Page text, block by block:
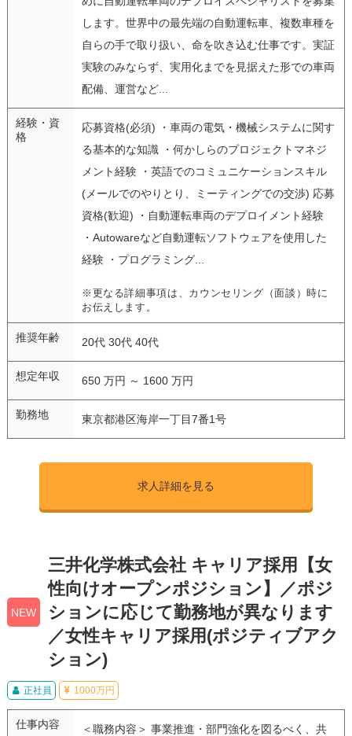
します。世界中の最先端の自動運転車、複数車種を
自らの手で取り扱い、命を吹き込む仕事です。実証
実験のみならず、実用化までを見据えた形での車両
配備、運営など...
経験・資
格
応募資格(必須) ・車両の電気・機械システムに関す
る基本的な知識 ・何かしらのプロジェクトマネジ
メント経験 ・英語でのコミュニケーションスキル
(メールでのやりとり、ミーティングでの交渉) 応募
資格(歓迎) ・自動運転車両のデプロイメント経験
・Autowareなど自動運転ソフトウェアを使用した
経験 ・プログラミング...
※更なる詳細事項は、カウンセリング（面談）時に
お伝えします。
推奨年齢 20代 30代 40代
想定年収 650 万円 ～ 1600 万円
勤務地 東京都港区海岸一丁目7番1号
求人詳細を見る
NEW
三井化学株式会社 キャリア採用【女
性向けオープンポジション】／ポジ
ションに応じて勤務地が異なります
／女性キャリア採用(ポジティブアク
ション)
正社員 1000万円
仕事内容
＜職務内容＞ 事業推進・部門強化を図るべく、共